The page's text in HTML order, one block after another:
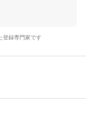
登録専門家です